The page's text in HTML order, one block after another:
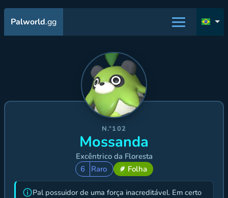
Palworld.gg
N.º102
Mossanda
Excêntrico da Floresta
6
Raro Folha
Pal possuidor de uma força inacreditável. Em certo